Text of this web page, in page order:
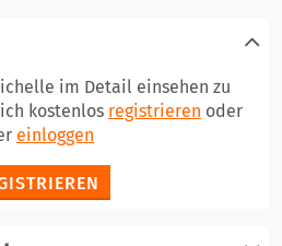
im Detail einsehen zu
kostenlos registrieren oder
einloggen